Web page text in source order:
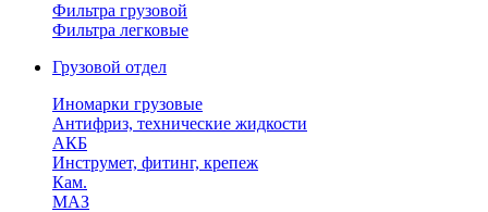
Фильтра грузовой
Фильтра легковые
Грузовой отдел
Иномарки грузовые
Антифриз, технические жидкости
АКБ
Инструмет, фитинг, крепеж
Кам.
МАЗ